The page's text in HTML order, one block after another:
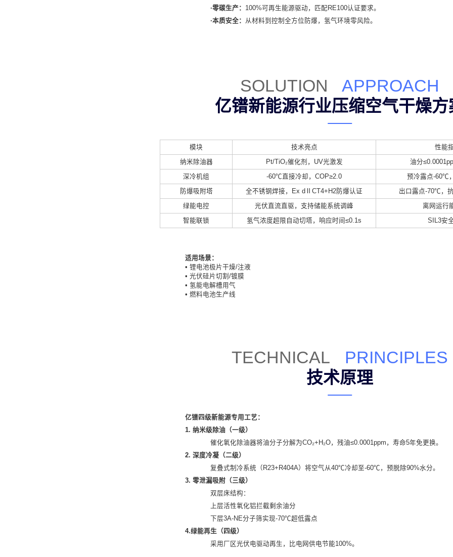
·零碳生产：
100%可再生能源驱动，匹配RE100认证要求。
·本质安全：
从材料到控制全方位防爆，氢气环境零风险。
SOLUTION APPROACH
亿镨新能源行业压缩空气干燥方
模块 技术亮点 性能
纳米除油器 Pt/TiO₂催化剂，UV光激发 油分
深冷机组 -60℃直接冷却，COP≥2.0 预冷露点-60℃
防爆吸附塔 全不锈钢焊接，Ex dⅡCT4+H2防爆认证 出口露点-70℃，
绿能电控 光伏直流直驱，支持储能系统调峰 离网运行
智能联锁 氢气浓度超限自动切塔，响应时间≤0.1s SIL3安
适用场景：
• 锂电池极片干燥/注液
• 光伏硅片切割/镀膜
• 氢能电解槽用气
• 燃料电池生产线
TECHNICAL PRINCIPLES
技术原理
亿镨四级新能源专用工艺：
1. 纳米级除油（一级）
催化氧化除油器将油分子分解为CO₂+H₂O，残油≤0.0001ppm，寿命5年免更换。
2. 深度冷凝（二级）
复叠式制冷系统（R23+R404A）将空气从40℃冷却至-60℃，预脱除90%水分。
3. 零泄漏吸附（三级）
双层床结构：
上层活性氧化铝拦截剩余油分
下层3A-NE分子筛实现-70℃超低露点
4.绿能再生（四级）
采用厂区光伏电驱动再生，比电网供电节能100%。